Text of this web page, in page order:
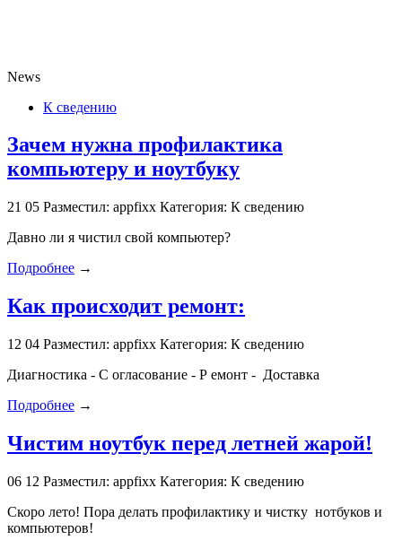
News
К сведению
Зачем нужна профилактика
компьютеру и ноутбуку
21 05 Разместил: appfixx Категория: К сведению
Давно ли я чистил свой компьютер?
Подробнее →
Как происходит ремонт:
12 04 Разместил: appfixx Категория: К сведению
Диагностика - С огласование - Р емонт - Доставка
Подробнее →
Чистим ноутбук перед летней жарой!
06 12 Разместил: appfixx Категория: К сведению
Скоро лето! Пора делать профилактику и чистку нотбуков и
компьютеров!